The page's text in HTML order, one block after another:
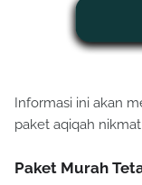
Informasi ini akan
paket aqiqah
Paket Murah